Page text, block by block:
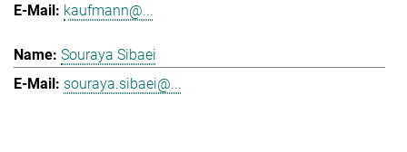
kaufmann@...
Souraya Sibaei
souraya.sibaei@...